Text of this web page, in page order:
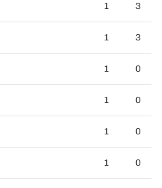
1 3
1 3
1 0
1 0
1 0
1 0